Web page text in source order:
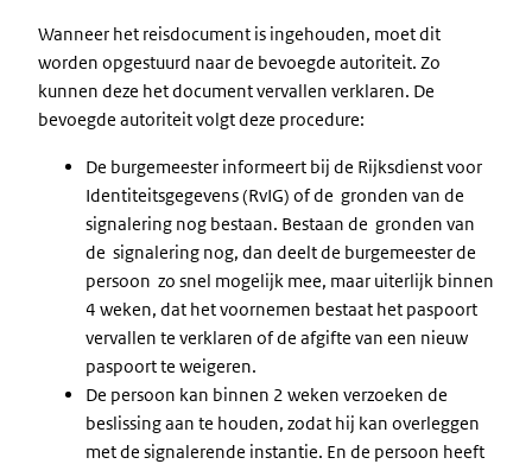
Wanneer het reisdocument is ingehouden, moet dit
worden opgestuurd naar de bevoegde autoriteit. Zo
kunnen deze het document vervallen verklaren. De
bevoegde autoriteit volgt deze procedure:
De burgemeester informeert bij de Rijksdienst voor
Identiteitsgegevens (RvIG) of de gronden van de
signalering nog bestaan. Bestaan de gronden van
de signalering nog, dan deelt de burgemeester de
persoon zo snel mogelijk mee, maar uiterlijk binnen
4 weken, dat het voornemen bestaat het paspoort
vervallen te verklaren of de afgifte van een nieuw
paspoort te weigeren.
De persoon kan binnen 2 weken verzoeken de
beslissing aan te houden, zodat hij kan overleggen
met de signalerende instantie. En de persoon heeft